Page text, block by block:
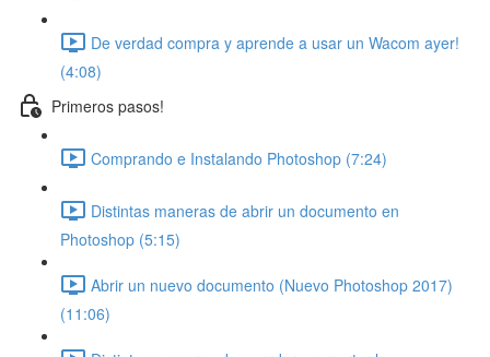
De verdad compra y aprende a usar un Wacom ayer!
(4:08)
Primeros pasos!
Comprando e Instalando Photoshop (7:24)
Distintas maneras de abrir un documento en
Photoshop (5:15)
Abrir un nuevo documento (Nuevo Photoshop 2017)
(11:06)